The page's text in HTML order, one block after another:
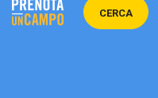
CERCA